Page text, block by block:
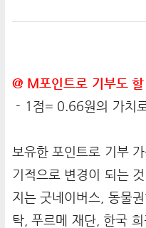
@ M포인트로 기부도
- 1점= 0.66원의 가치
보유한 포인트로 기부
기적으로 변경이 되는
지는 굿네이버스, 동물
탁, 푸르메 재단, 한국